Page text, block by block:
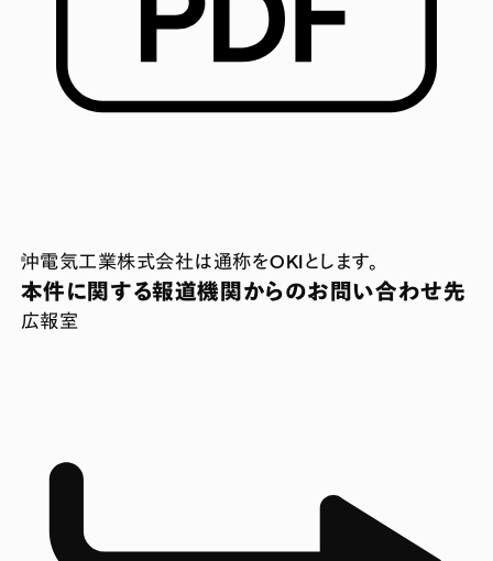
沖電気工業株式会社は通称をOKIとします。
本件に関する報道機関からのお問い合わせ先
広報室